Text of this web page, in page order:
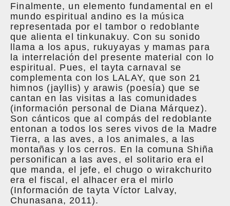
Finalmente, un elemento fundamental en el
mundo espiritual andino es la música
representada por el tambor o redoblante
que alienta el tinkunakuy. Con su sonido
llama a los apus, rukuyayas y mamas para
la interrelación del presente material con lo
espiritual. Pues, el tayta carnaval se
complementa con los LALAY, que son 21
himnos (jayllis) y arawis (poesía) que se
cantan en las visitas a las comunidades
(información personal de Diana Márquez).
Son cánticos que al compás del redoblante
entonan a todos los seres vivos de la Madre
Tierra, a las aves, a los animales, a las
montañas y los cerros. En la comuna Shiña
personifican a las aves, el solitario era el
que manda, el jefe, el chugo o wirakchurito
era el fiscal, el alhacer era el mirlo
(Información de tayta Víctor Lalvay,
Chunasana, 2011).